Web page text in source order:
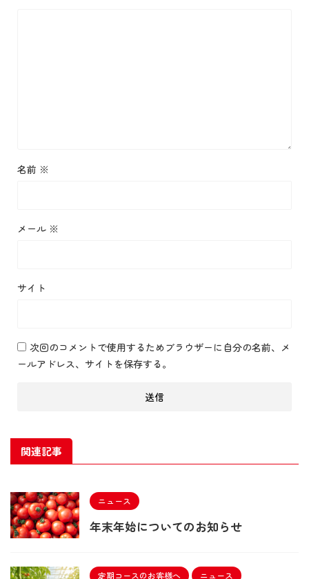
名前 ※
メール ※
サイト
次回のコメントで使用するためブラウザーに自分の名前、メ
ールアドレス、サイトを保存する。
関連記事
ニュース
年末年始についてのお知らせ
定期コースのお客様へ
ニュース